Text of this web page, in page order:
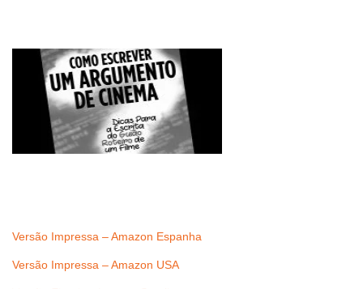
Versão Impressa – Amazon Espanha
Versão Impressa – Amazon USA